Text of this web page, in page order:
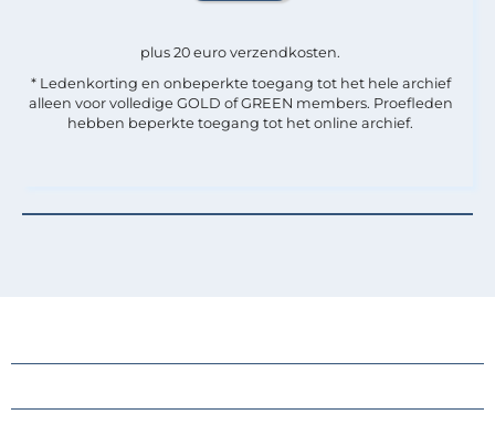
plus 20 euro verzendkosten.
* Ledenkorting en onbeperkte toegang tot het hele archief
alleen voor volledige GOLD of GREEN members. Proefleden
hebben beperkte toegang tot het online archief.